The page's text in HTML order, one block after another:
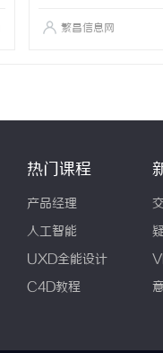
繁昌信息网
热门课程
产品经理
人工智能
UXD全能设计
C4D教程